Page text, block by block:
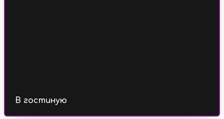
В гостиную